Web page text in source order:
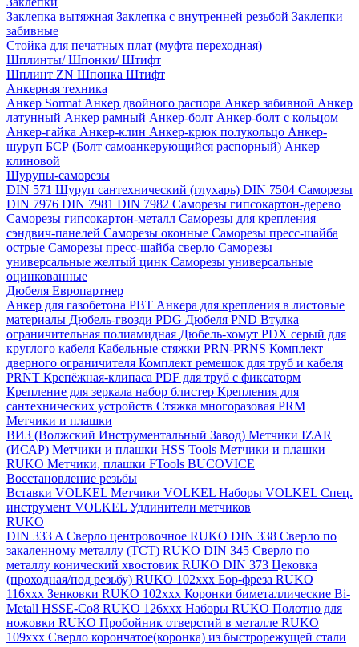
Заклепка вытяжная Заклепка с внутренней резьбой Заклепки
забивные
Стойка для печатных плат (муфта переходная)
Шплинты/ Шпонки/ Штифт
Шплинт ZN Шпонка Штифт
Анкерная техника
Анкер Sormat Анкер двойного распора Анкер забивной Анкер
латунный Анкер рамный Анкер-болт Анкер-болт с кольцом
Анкер-гайка Анкер-клин Анкер-крюк полукольцо Анкер-
шуруп БСР (Болт самоанкерующийся распорный) Анкер
клиновой
Шурупы-саморезы
DIN 571 Шуруп сантехнический (глухарь) DIN 7504 Саморезы
DIN 7976 DIN 7981 DIN 7982 Саморезы гипсокартон-дерево
Саморезы гипсокартон-металл Саморезы для крепления
сэндвич-панелей Саморезы оконные Саморезы пресс-шайба
острые Саморезы пресс-шайба сверло Саморезы
универсальные желтый цинк Саморезы универсальные
оцинкованные
Дюбеля Европартнер
Анкер для газобетона PBT Анкера для крепления в листовые
материалы Дюбель-гвозди PDG Дюбеля PND Втулка
ограничительная полиамидная Дюбель-хомут PDX серый для
круглого кабеля Кабельные стяжки PRN-PRNS Комплект
дверного ограничителя Комплект ремешок для труб и кабеля
PRNT Крепёжная-клипаса PDF для труб с фиксаторм
Крепление для зеркала набор блистер Крепления для
сантехнических устройств Стяжка многоразовая PRM
Метчики и плашки
ВИЗ (Волжский Инструментальный Завод) Метчики IZAR
(ИСАР) Метчики и плашки HSS Tools Метчики и плашки
RUKO Метчики, плашки FTools BUCOVICE
Восстановление резьбы
Вставки VOLKEL Метчики VOLKEL Наборы VOLKEL Спец.
инструмент VOLKEL Удлинители метчиков
RUKO
DIN 333 A Сверло центровочное RUKO DIN 338 Сверло по
закаленному металлу (ТСТ) RUKO DIN 345 Сверло по
металлу конический хвостовик RUKO DIN 373 Цековка
(проходная/под резьбу) RUKO 102xxx Бор-фреза RUKO
116xxx Зенковки RUKO 102xxx Коронки биметаллические Bi-
Metall HSSE-Co8 RUKO 126ххх Наборы RUKO Полотно для
ножовки RUKO Пробойник отверстий в металле RUKO
109ххх Сверло корончатое(коронка) из быстрорежущей стали